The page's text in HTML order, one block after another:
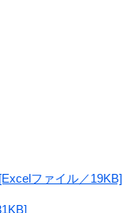
ファイル／19KB]